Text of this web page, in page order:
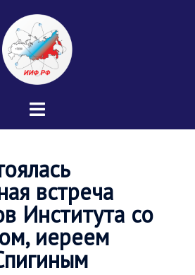
Переключатель
встреча
Института со
иереем